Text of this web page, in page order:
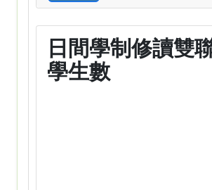
日間學制修讀雙
學生數